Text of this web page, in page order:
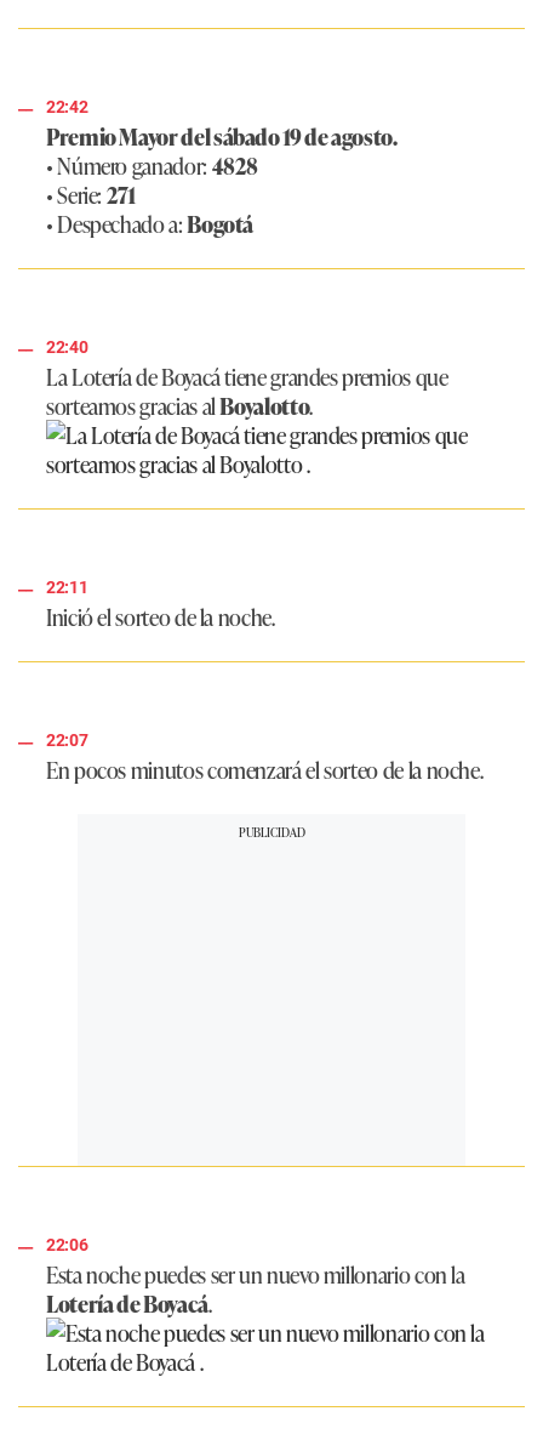
22:42
Premio Mayor del sábado 19 de agosto.
• Número ganador:4828
• Serie:271
• Despechado a:Bogotá
22:40
La Lotería de Boyacá tiene grandes premios que
sorteamos gracias alBoyalotto.
22:11
Inició el sorteo de la noche.
22:07
En pocos minutos comenzará el sorteo de la noche.
22:06
Esta noche puedes ser un nuevo millonario con la
Lotería de Boyacá.